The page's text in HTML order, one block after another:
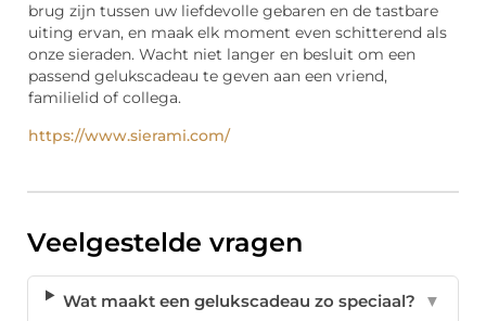
brug zijn tussen uw liefdevolle gebaren en de tastbare
uiting ervan, en maak elk moment even schitterend als
onze sieraden. Wacht niet langer en besluit om een
passend gelukscadeau te geven aan een vriend,
familielid of collega.
https://www.sierami.com/
Veelgestelde vragen
Wat maakt een gelukscadeau zo speciaal? ▼